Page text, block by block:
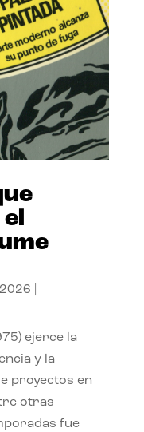
ejerce la
y la
proyectos en
otras
fue